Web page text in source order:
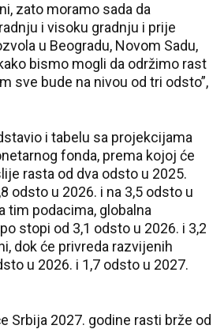
zato moramo sada da
i visoku gradnju i prije
u Beogradu, Novom Sadu,
bismo mogli da održimo rast
sve bude na nivou od tri odsto”,
i tabelu sa projekcijama
fonda, prema kojoj će
rasta od dva odsto u 2025.
odsto u 2026. i na 3,5 odsto u
tim podacima, globalna
stopi od 3,1 odsto u 2026. i 3,2
dok će privreda razvijenih
u 2026. i 1,7 odsto u 2027.
Srbija 2027. godine rasti brže od